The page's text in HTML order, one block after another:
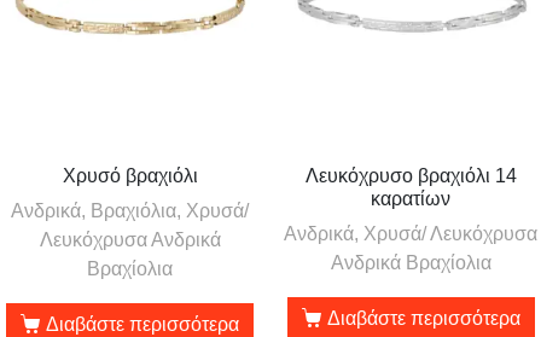
Χρυσό βραχιόλι
Ανδρικά, Βραχιόλια, Χρυσά/
Λευκόχρυσα Ανδρικά
Βραχίολια
Διαβάστε περισσότερα
Λευκόχρυσο βραχιόλι 14
καρατίων
Ανδρικά, Χρυσά/ Λευκόχρυσα
Ανδρικά Βραχίολια
Διαβάστε περισσότερα